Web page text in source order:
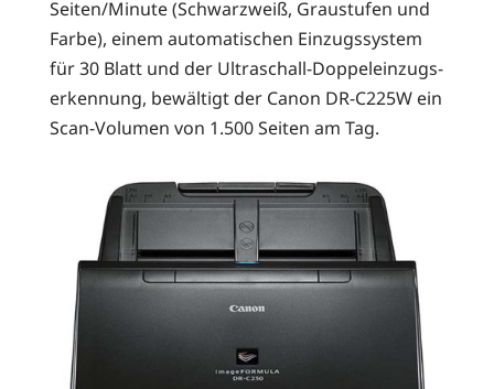
Seiten/Minute (Schwarz­weiß, Grau­stu­fen und
Far­be), einem auto­ma­ti­schen Ein­zugs­sys­tem
für 30 Blatt und der Ultra­schall-Dop­pel­ein­zugs­
er­ken­nung, bewäl­tigt der Canon DR-C225W ein
Scan-Volu­men von 1.500 Sei­ten am Tag.